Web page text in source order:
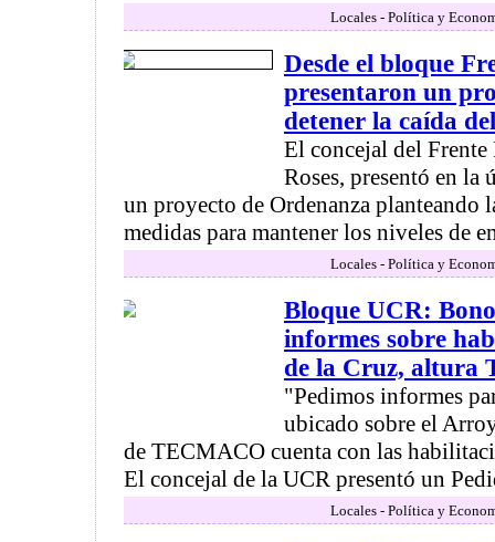
Locales - Política y
Desde el bloque
presentaron un
detener la caída
El concejal del
Roses, presentó en
un proyecto de Ordenanza planteando
medidas para mantener los niveles de
Locales - Política y
Bloque UCR:
informes sobre
de la Cruz, altura
"Pedimos informes
ubicado sobre el
de TECMACO cuenta con las
El concejal de la UCR presentó un
Locales - Política y